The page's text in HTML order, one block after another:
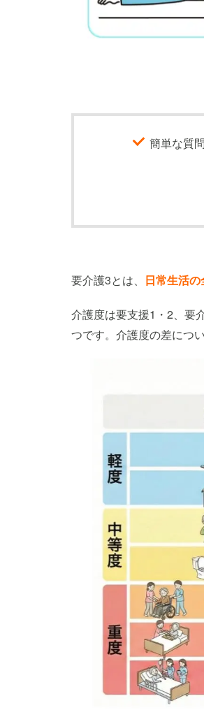
簡単な質
要介護3とは、 日常生活
介護度は要支援1・2、要
つです。介護度の差につ